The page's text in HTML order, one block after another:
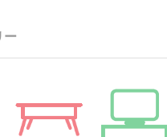
ー